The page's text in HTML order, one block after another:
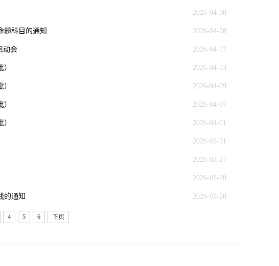
2026-04-30
2026-04-28
题科目的通知
2026-04-17
动会
2026-04-13
2026-04-09
2026-04-07
2026-04-01
2026-03-31
2026-03-27
2026-03-20
2026-03-20
的通知
4 5 6 下页